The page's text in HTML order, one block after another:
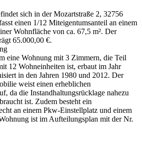
sich in der Mozartstraße 2, 32756
einen 1/12 Miteigentumsanteil an einem
Wohnfläche von ca. 67,5 m². Der
65.000,00 €.
eine Wohnung mit 3 Zimmern, die Teil
12 Wohneinheiten ist, erbaut im Jahr
in den Jahren 1980 und 2012. Der
weist einen erheblichen
da die Instandhaltungsrücklage nahezu
ist. Zudem besteht ein
an einem Pkw-Einstellplatz und einem
ist im Aufteilungsplan mit der Nr.